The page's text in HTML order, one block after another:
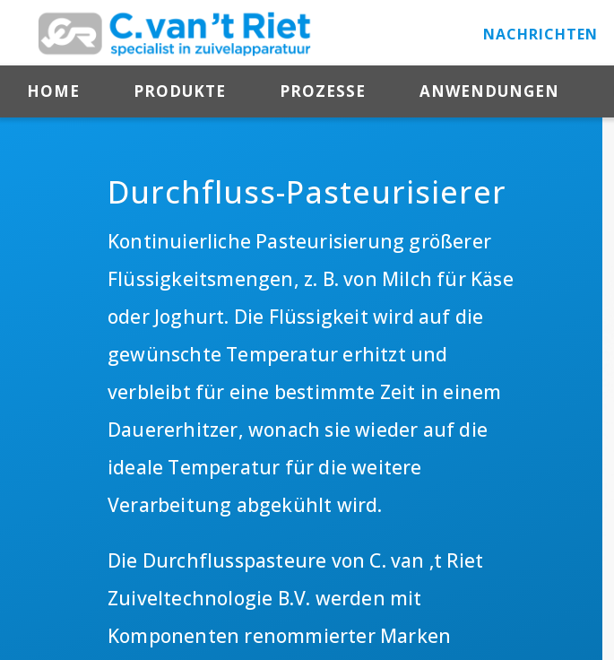
NACHRICHTEN
HOME PRODUKTE PROZESSE ANWENDUNGEN
Durchfluss-Pasteurisierer
Kontinuierliche Pasteurisierung größerer
Flüssigkeitsmengen, z. B. von Milch für Käse
oder Joghurt. Die Flüssigkeit wird auf die
gewünschte Temperatur erhitzt und
verbleibt für eine bestimmte Zeit in einem
Dauererhitzer, wonach sie wieder auf die
ideale Temperatur für die weitere
Verarbeitung abgekühlt wird.
Die Durchflusspasteure von C. van ‚t Riet
Zuiveltechnologie B.V. werden mit
Komponenten renommierter Marken